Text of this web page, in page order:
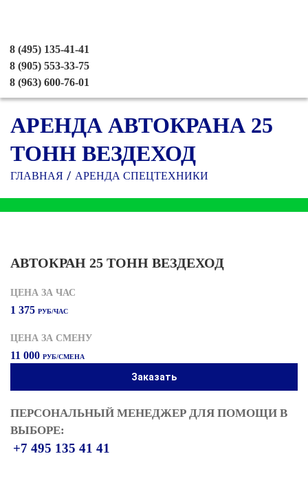
8 (495) 135-41-41
8 (905) 553-33-75
8 (963) 600-76-01
АРЕНДА АВТОКРАНА 25
ТОНН ВЕЗДЕХОД
ГЛАВНАЯ АРЕНДА СПЕЦТЕХНИКИ
АВТОКРАН 25 ТОНН ВЕЗДЕХОД
ЦЕНА ЗА ЧАС
1 375 РУБ/ЧАС
ЦЕНА ЗА СМЕНУ
11 000 РУБ/СМЕНА
Заказать
ПЕРСОНАЛЬНЫЙ МЕНЕДЖЕР ДЛЯ ПОМОЩИ В
ВЫБОРЕ:
+7 495 135 41 41